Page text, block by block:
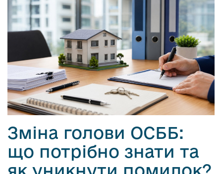
Зміна голови ОСББ:
що потрібно знати та
як уникнути помилок?